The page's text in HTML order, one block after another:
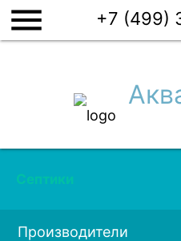
menu +7 (499)
Септики
Производители